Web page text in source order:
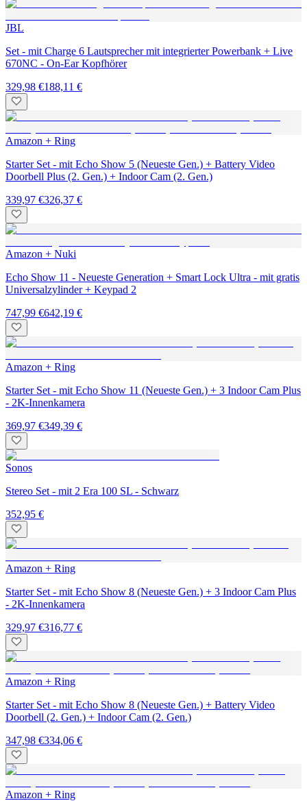
JBL
Set - mit Charge 6 Lautsprecher mit integrierter Powerbank + Live
670NC - On-Ear Kopfhörer
329,98 €188,11 €
Amazon + Ring
Starter Set - mit Echo Show 5 (Neueste Gen.) + Battery Video
Doorbell Plus (2. Gen.) + Indoor Cam (2. Gen.)
339,97 €326,37 €
Amazon + Nuki
Echo Show 11 - Neueste Generation + Smart Lock Ultra - mit gratis
Universalzylinder + Keypad 2
747,99 €642,19 €
Amazon + Ring
Starter Set - mit Echo Show 11 (Neueste Gen.) + 3 Indoor Cam Plus
- 2K-Innenkamera
369,97 €349,39 €
Sonos
Stereo Set - mit 2 Era 100 SL - Schwarz
352,95 €
Amazon + Ring
Starter Set - mit Echo Show 8 (Neueste Gen.) + 3 Indoor Cam Plus
- 2K-Innenkamera
329,97 €316,77 €
Amazon + Ring
Starter Set - mit Echo Show 8 (Neueste Gen.) + Battery Video
Doorbell (2. Gen.) + Indoor Cam (2. Gen.)
347,98 €334,06 €
Amazon + Ring